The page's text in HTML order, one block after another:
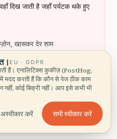
दिख जाती है जहाँ पर्यटक थके हुए
खासकर देर शाम
के हाथ में नहीं। दूरी से मदद करें,
से ज़्यादा उलझी हुई होने लगे
EU · GDPR
हैं। एनालिटिक्स कुकीज़ (PostHog,
करती हैं कि कौन से पेज ठीक काम
कोई बिक्री नहीं। आप इसे कभी भी
करें सभी स्वीकार करें